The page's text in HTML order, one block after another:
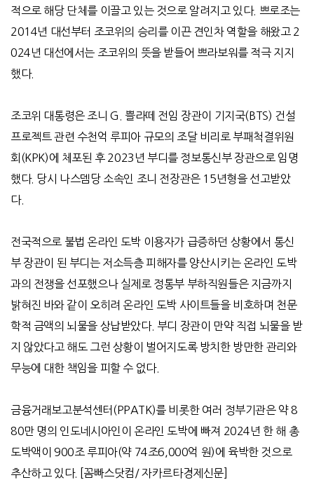
적으로 해당 단체를 이끌고 있는 것으로 알려지고 있다. 쁘로조는
2014년 대선부터 조코위의 승리를 이끈 견인차 역할을 해왔고 2
024년 대선에서는 조코위의 뜻을 받들어 쁘라보워를 적극 지지
했다.
조코위 대통령은 조니 G. 쁠라떼 전임 장관이 기지국(BTS) 건설
프로젝트 관련 수천억 루피아 규모의 조달 비리로 부패척결위원
회 (KPK)에 체포된 후 2023 년 부디를 정보통신부 장관으로 임명
했다. 당시 나스뎀당 소속인 조니 전장관은 15년형을 선고받았
다.
전국적으로 불법 온라인 도박 이용자가 급증하던 상황에서 통신
부 장관이 된 부디는 저소득층 피해자를 양산시키는 온라인 도박
과의 전쟁을 선포했으나 실제로 정통부 부하직원들은 지금까지
밝혀진 바와 같이 오히려 온라인 도박 사이트들을 비호하며 천문
학적 금액의 뇌물을 상납받았다. 부디 장관이 만약 직접 뇌물을 받
지 않았다고 해도 그런 상황이 벌어지도록 방치한 방만한 관리와
무능에 대한 책임을 피할 수 없다.
금융거래보고분석센터 (PPATK)를 비롯한 여러 정부기관은 약8
80만 명의 인도네시아인이 온라인 도박에 빠져 2024년 한 해 총
도박액이 900조 루피아(약 74조6,000억 원)에 육박한 것으로
추산하고 있다. [ 꼼빠스닷컴 /자카르타경제신문